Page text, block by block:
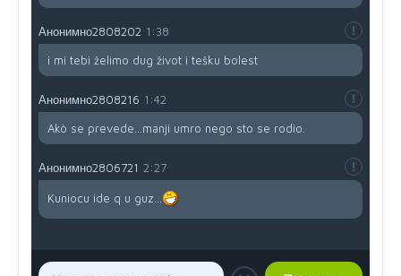
Анонимно2808202 1:38
i mi tebi želimo dug život i tešku bolest
Анонимно2808216 1:42
Akò se prevede...manji umro nego sto se rodio.
Анонимно2806721 2:27
Kuniocu ide q u guz...